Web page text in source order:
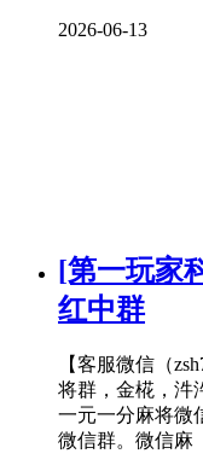
2026-06-13
[第一玩家
红中群
【客服微信（
将群，金椛，汼
一元一分麻将微
微信群。微信麻